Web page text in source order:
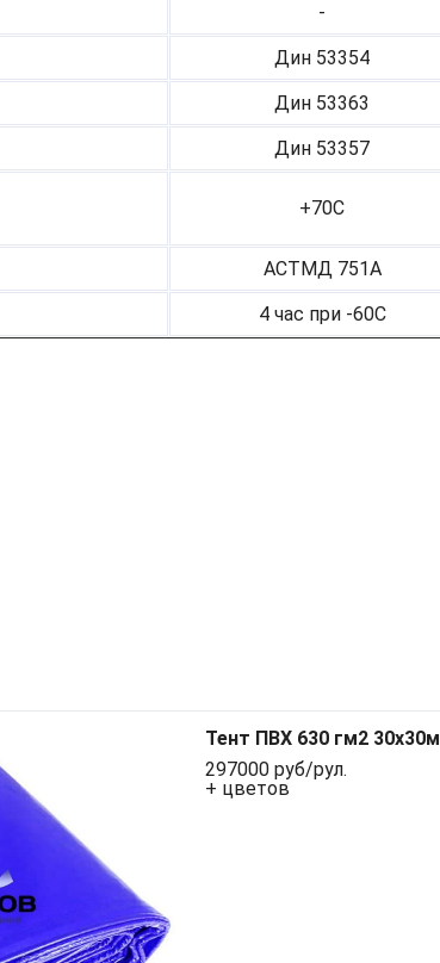
-
Дин 53354
Дин 53363
Дин 53357
+70С
АСТМД 751А
4 час при -60С
Тент ПВХ 630 гм2 30x30м
297000 руб/рул.
+ цветов